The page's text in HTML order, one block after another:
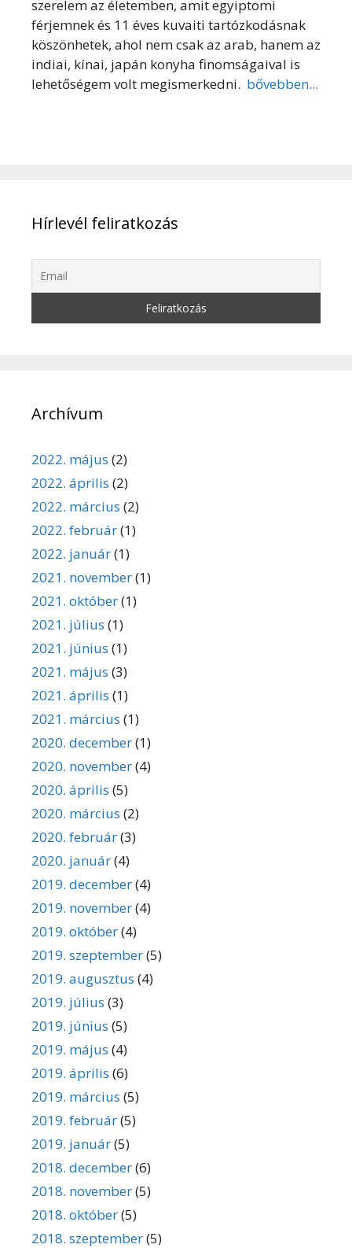
szerelem az életemben, amit egyiptomi
férjemnek és 11 éves kuvaiti tartózkodásnak
köszönhetek, ahol nem csak az arab, hanem az
indiai, kínai, japán konyha finomságaival is
lehetőségem volt megismerkedni. bővebben...
Hírlevél feliratkozás
Archívum
2022. május (2)
2022. április (2)
2022. március (2)
2022. február(1)
2022. január(1)
2021. november(1)
2021. október(1)
2021. július (1)
2021. június (1)
2021. május (3)
2021. április (1)
2021. március (1)
2020. december(1)
2020. november(4)
2020. április (5)
2020. március (2)
2020. február(3)
2020. január(4)
2019. december(4)
2019. november(4)
2019. október(4)
2019. szeptember(5)
2019. augusztus (4)
2019. július (3)
2019. június (5)
2019. május (4)
2019. április (6)
2019. március (5)
2019. február(5)
2019. január(5)
2018. december(6)
2018. november(5)
2018. október(5)
2018. szeptember(5)